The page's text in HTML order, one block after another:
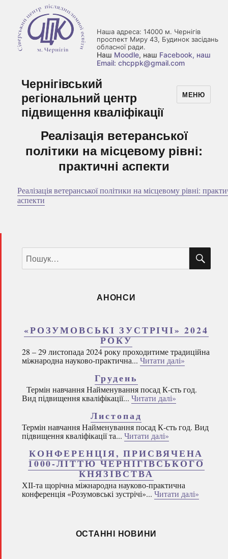
Наша адреса: 14000 м. Чернігів
проспект Миру 43, Будинок засідань
обласної ради.
Наш Moodle, наш Facebook, наш
Email: chcppk@gmail.com
Чернігівський
регіональний центр
підвищення кваліфікації
МЕНЮ
Реалізація ветеранської
політики на місцевому рівні:
практичні аспекти
Реалізація ветеранської політики на місцевому рівні:
аспекти
за
запитом:
АНОНСИ
«РОЗУМОВСЬКІ ЗУСТРІЧІ» 2024
РОКУ
28 – 29 листопада 2024 року проходитиме традиційна
міжнародна науково-практична... Читати далі»
Грудень
Термін навчання Найменування посад К-сть год.
Вид підвищення кваліфікації... Читати далі»
Листопад
Термін навчання Найменування посад К-сть год. Вид
підвищення кваліфікації та... Читати далі»
КОНФЕРЕНЦІЯ, ПРИСВЯЧЕНА
1000-ЛІТТЮ ЧЕРНІГІВСЬКОГО
КНЯЗІВСТВА
ХІІ-та щорічна міжнародна науково-практична
конференція «Розумовські зустрічі»... Читати далі»
ОСТАННІ НОВИНИ